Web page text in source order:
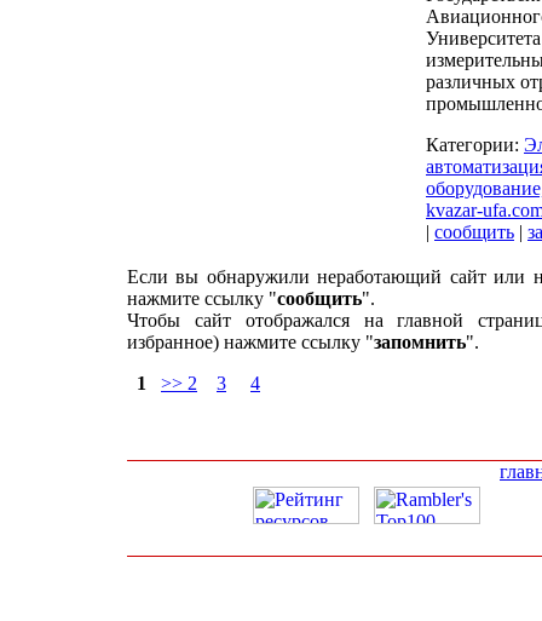
различных
Категории:
kvazar-
| сообщить |
Если вы обнаружили неработающий сайт или
нажмите ссылку "сообщить".
Чтобы сайт отображался на главной
избранное) нажмите ссылку "запомнить".
1
>> 2 3 4